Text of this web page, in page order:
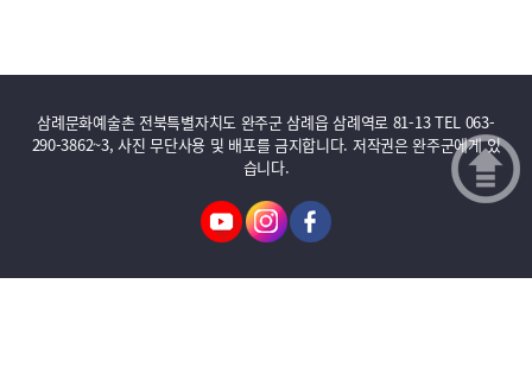
삼례문화예술촌 전북특별자치도 완주군 삼례읍 삼례역로 81-13 TEL 063-
290-3862~3, 사진 무단사용 및 배포를 금지합니다. 저작권은 완주군에게 있
습니다.